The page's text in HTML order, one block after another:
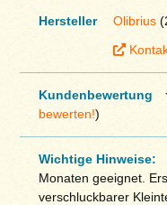
Hersteller Olibrius
Kundenbewertung
bewerten!)
Wichtige Hinweise:
Monaten geeignet.
verschluckbarer